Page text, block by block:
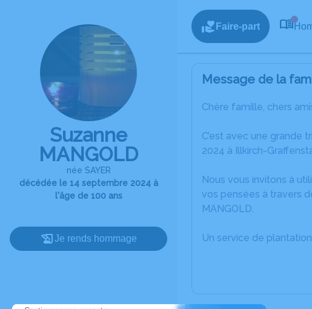
Suzanne
MANGOLD
née SAYER
décédée le 14 septembre 2024 à
l'âge de 100 ans
Je rends hommage
Faire-part
Message de la
Chère famille, chers
C’est avec une grande
2024 à Illkirch-
Nous vous invitons à
vos pensées à travers
MANGOLD.
Un service de